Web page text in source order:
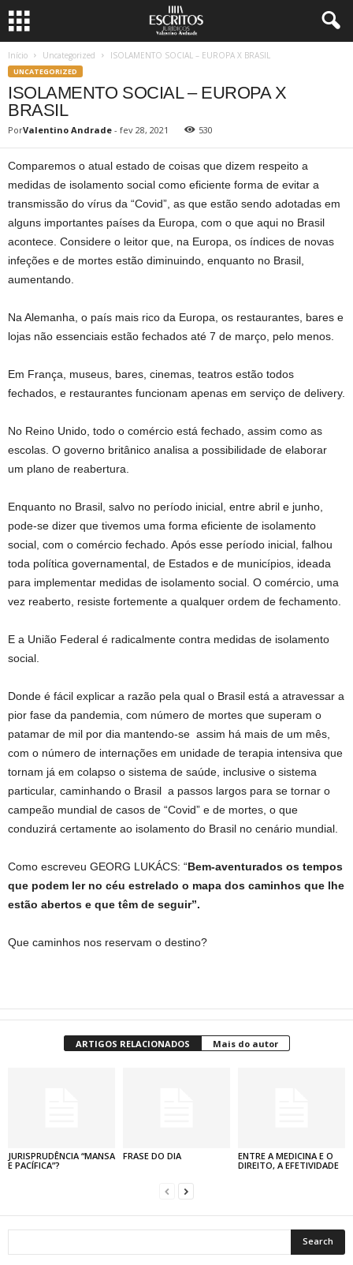
Início Uncategorized ISOLAMENTO SOCIAL – EUROPA X BRASIL
UNCATEGORIZED
ISOLAMENTO SOCIAL – EUROPA X
BRASIL
PorValentino Andrade - fev 28, 2021 530
Comparemos o atual estado de coisas que dizem respeito a
medidas de isolamento social como eficiente forma de evitar a
transmissão do vírus da “Covid”, as que estão sendo adotadas em
alguns importantes países da Europa, com o que aqui no Brasil
acontece. Considere o leitor que, na Europa, os índices de novas
infeções e de mortes estão diminuindo, enquanto no Brasil,
aumentando.
Na Alemanha, o país mais rico da Europa, os restaurantes, bares e
lojas não essenciais estão fechados até 7 de março, pelo menos.
Em França, museus, bares, cinemas, teatros estão todos
fechados, e restaurantes funcionam apenas em serviço de delivery.
No Reino Unido, todo o comércio está fechado, assim como as
escolas. O governo britânico analisa a possibilidade de elaborar
um plano de reabertura.
Enquanto no Brasil, salvo no período inicial, entre abril e junho,
pode-se dizer que tivemos uma forma eficiente de isolamento
social, com o comércio fechado. Após esse período inicial, falhou
toda política governamental, de Estados e de municípios, ideada
para implementar medidas de isolamento social. O comércio, uma
vez reaberto, resiste fortemente a qualquer ordem de fechamento.
E a União Federal é radicalmente contra medidas de isolamento
social.
Donde é fácil explicar a razão pela qual o Brasil está a atravessar a
pior fase da pandemia, com número de mortes que superam o
patamar de mil por dia mantendo-se assim há mais de um mês,
com o número de internações em unidade de terapia intensiva que
tornam já em colapso o sistema de saúde, inclusive o sistema
particular, caminhando o Brasil a passos largos para se tornar o
campeão mundial de casos de “Covid” e de mortes, o que
conduzirá certamente ao isolamento do Brasil no cenário mundial.
Como escreveu GEORG LUKÁCS: “Bem-aventurados os tempos
que podem ler no céu estrelado o mapa dos caminhos que lhe
estão abertos e que têm de seguir”.
Que caminhos nos reservam o destino?
ARTIGOS RELACIONADOS Mais do autor
JURISPRUDÊNCIA “MANSA
E PACÍFICA”?
FRASE DO DIA
ENTRE A MEDICINA E O
DIREITO, A EFETIVIDADE